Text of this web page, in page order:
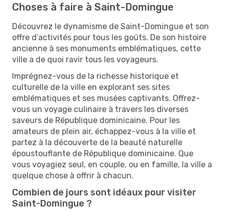
Choses à faire à Saint-Domingue
Découvrez le dynamisme de Saint-Domingue et son
offre d’activités pour tous les goûts. De son histoire
ancienne à ses monuments emblématiques, cette
ville a de quoi ravir tous les voyageurs.
Imprégnez-vous de la richesse historique et
culturelle de la ville en explorant ses sites
emblématiques et ses musées captivants. Offrez-
vous un voyage culinaire à travers les diverses
saveurs de République dominicaine. Pour les
amateurs de plein air, échappez-vous à la ville et
partez à la découverte de la beauté naturelle
époustouflante de République dominicaine. Que
vous voyagiez seul, en couple, ou en famille, la ville a
quelque chose à offrir à chacun.
Combien de jours sont idéaux pour visiter
Saint-Domingue ?